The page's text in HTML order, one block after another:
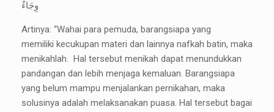
وِجَاءٌ
Artinya: “Wahai para pemuda, barangsiapa yang
memiliki kecukupan materi dan lainnya nafkah batin, maka
menikahlah. Hal tersebut menikah dapat menundukkan
pandangan dan lebih menjaga kemaluan. Barangsiapa
yang belum mampu menjalankan pernikahan, maka
solusinya adalah melaksanakan puasa. Hal tersebut bagai